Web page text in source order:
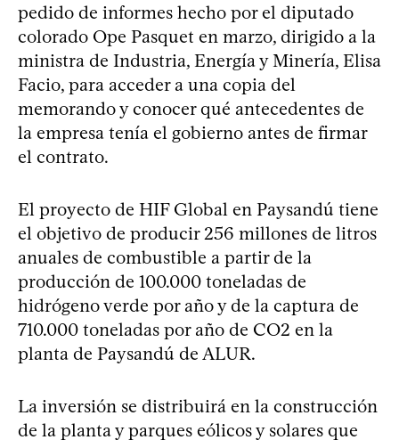
pedido de informes hecho por el diputado
colorado Ope Pasquet en marzo, dirigido a la
ministra de Industria, Energía y Minería, Elisa
Facio, para acceder a una copia del
memorando y conocer qué antecedentes de
la empresa tenía el gobierno antes de firmar
el contrato.
El proyecto de HIF Global en Paysandú tiene
el objetivo de producir 256 millones de litros
anuales de combustible a partir de la
producción de 100.000 toneladas de
hidrógeno verde por año y de la captura de
710.000 toneladas por año de CO2 en la
planta de Paysandú de ALUR.
La inversión se distribuirá en la construcción
de la planta y parques eólicos y solares que